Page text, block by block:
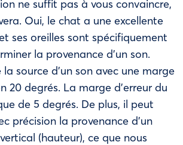
ne suffit pas à vous convaincre,
Oui, le chat a une excellente
ses oreilles sont spécifiquement
la provenance d’un son.
la source d’un son avec une marge
20 degrés. La marge d’erreur du
de 5 degrés. De plus, il peut
précision la provenance d’un
(hauteur), ce que nous